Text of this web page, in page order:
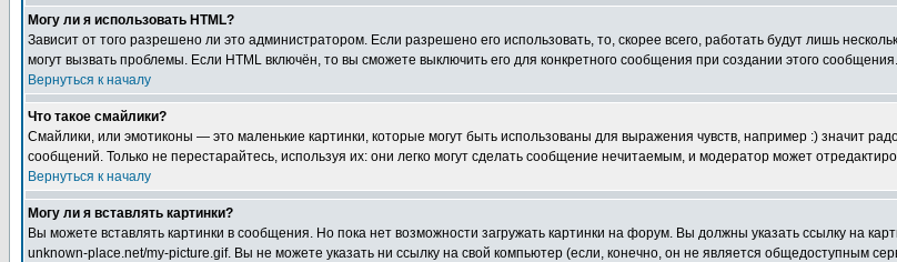
Могу ли я использовать HTML?
Зависит от того разрешено ли это администратором. Если разрешено его использовать, то, скорее всего, работать будут лишь
могут вызвать проблемы. Если HTML включён, то вы сможете выключить его для конкретного сообщения при создании этого сообщения.
Вернуться к началу
Что такое смайлики?
Смайлики, или эмотиконы — это маленькие картинки, которые могут быть использованы для выражения чувств, например :) значит
сообщений. Только не перестарайтесь, используя их: они легко могут сделать сообщение нечитаемым, и модератор может
Вернуться к началу
Могу ли я вставлять картинки?
Вы можете вставлять картинки в сообщения. Но пока нет возможности загружать картинки на форум. Вы должны указать ссылку на
unknown-place.net/my-picture.gif. Вы не можете указать ни ссылку на свой компьютер (если, конечно, он не является общедоступным